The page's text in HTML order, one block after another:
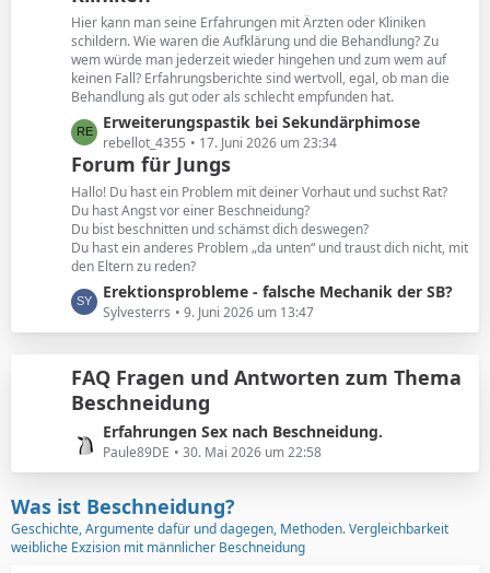
e
t
e
B
e
i
t
r
ä
g
e
Hier kann man seine Erfahrungen mit Ärzten oder Kliniken
schildern. Wie waren die Aufklärung und die Behandlung? Zu
wem würde man jederzeit wieder hingehen und zum wem auf
keinen Fall? Erfahrungsberichte sind wertvoll, egal, ob man die
Behandlung als gut oder als schlecht empfunden hat.
L
e
t
z
t
e
B
e
i
t
g
e
Erweiterungspastik bei Sekundärphimose
rebellot_4355 17. Juni 2026 um 23:34
Forum für Jungs
Hallo! Du hast ein Problem mit deiner Vorhaut und suchst Rat?
Du hast Angst vor einer Beschneidung?
Du bist beschnitten und schämst dich deswegen?
Du hast ein anderes Problem „da unten“ und traust dich nicht, mit
den Eltern zu reden?
L
e
t
t
e
e
r
ä
g
Erektionsprobleme - falsche Mechanik der SB?
Sylvesterrs 9. Juni 2026 um 13:47
FAQ Fragen und Antworten zum Thema
Beschneidung
L
e
t
z
t
e
Erfahrungen Sex nach Beschneidung.
Paule89DE 30. Mai 2026 um 22:58
Was ist Beschneidung?
Geschichte, Argumente dafür und dagegen, Methoden. Vergleichbarkeit
weibliche Exzision mit männlicher Beschneidung